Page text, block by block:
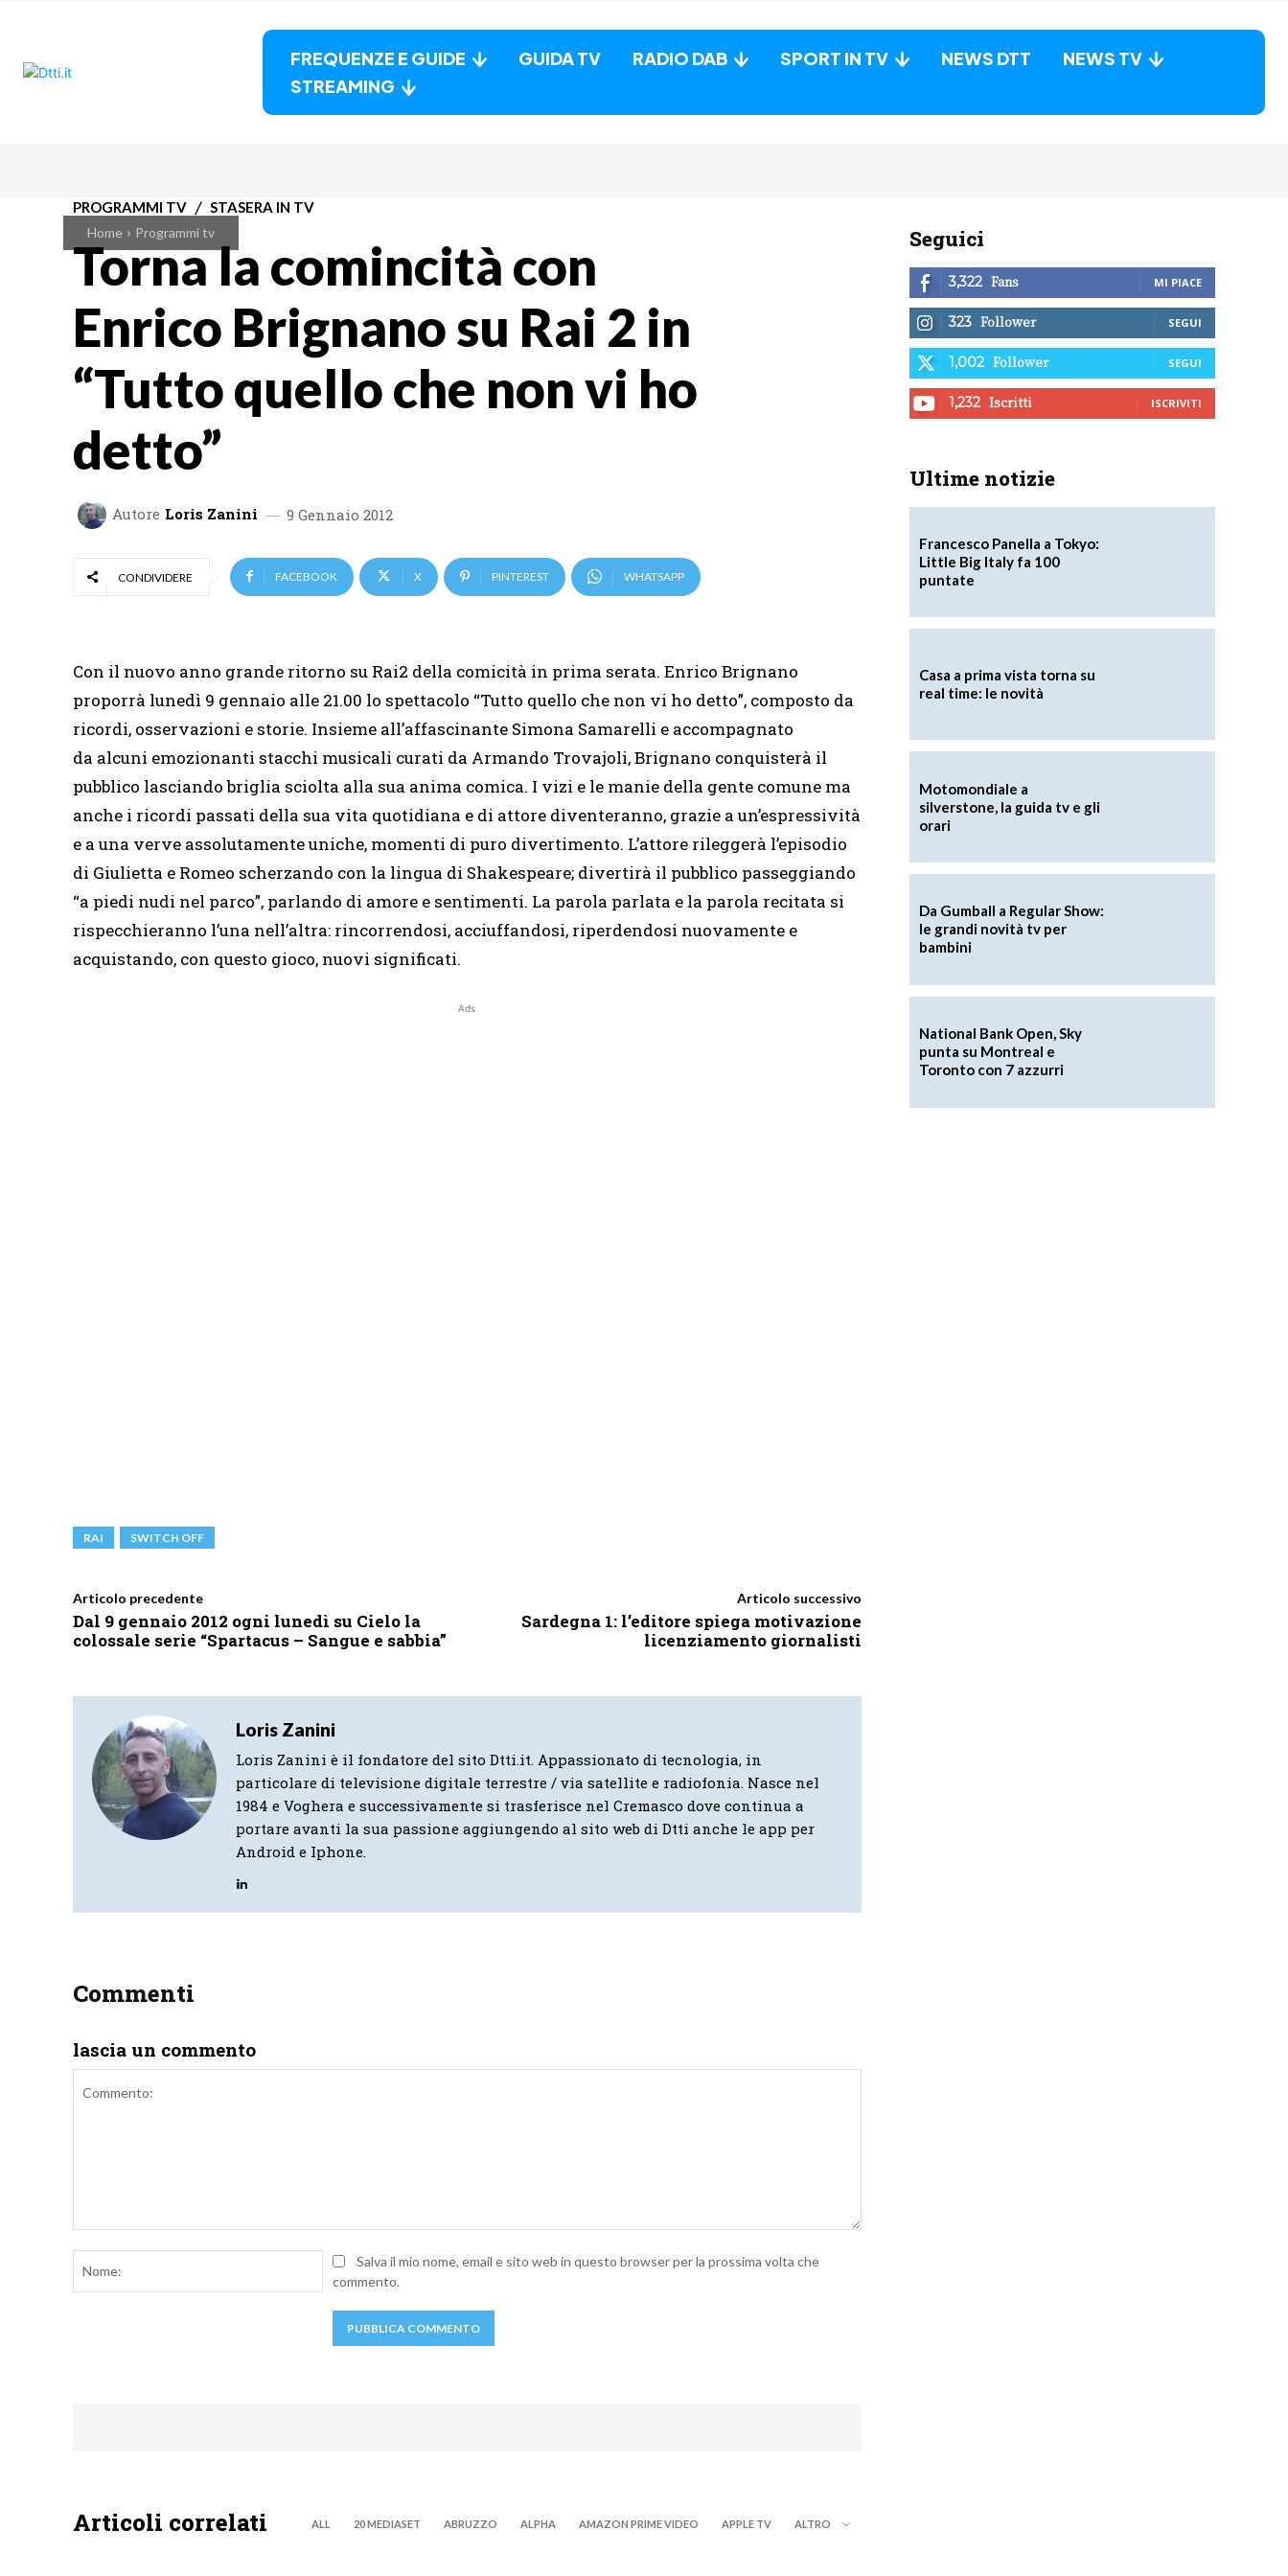
FREQUENZE E GUIDE GUIDA TV RADIO DAB SPORT IN TV NEWS DTT
NEWS TV
STREAMING
Home Programmi tv
PROGRAMMI TV STASERA IN TV
Torna la comincità con
Enrico Brignano su Rai 2 in
“Tutto quello che non vi ho
detto”
Autore Loris Zanini 9 Gennaio 2012
CONDIVIDERE FACEBOOK X PINTEREST WHATSAPP
Con il nuovo anno grande ritorno su Rai2 della comicità in prima serata. Enrico Brignano
proporrà lunedì 9 gennaio alle 21.00 lo spettacolo “Tutto quello che non vi ho detto”, composto da
ricordi, osservazioni e storie. Insieme all’affascinante Simona Samarelli e accompagnato
da alcuni emozionanti stacchi musicali curati da Armando Trovajoli, Brignano conquisterà il
pubblico lasciando briglia sciolta alla sua anima comica. I vizi e le manie della gente comune ma
anche i ricordi passati della sua vita quotidiana e di attore diventeranno, grazie a un’espressività
e a una verve assolutamente uniche, momenti di puro divertimento. L’attore rileggerà l’episodio
di Giulietta e Romeo scherzando con la lingua di Shakespeare; divertirà il pubblico passeggiando
“a piedi nudi nel parco”, parlando di amore e sentimenti. La parola parlata e la parola recitata si
rispecchieranno l’una nell’altra: rincorrendosi, acciuffandosi, riperdendosi nuovamente e
acquistando, con questo gioco, nuovi significati.
Ads
RAI SWITCH OFF
Articolo precedente
Dal 9 gennaio 2012 ogni lunedì su Cielo la
colossale serie “Spartacus – Sangue e sabbia”
Articolo successivo
Sardegna 1: l’editore spiega motivazione
licenziamento giornalisti
Loris Zanini
Loris Zanini è il fondatore del sito Dtti.it. Appassionato di tecnologia, in
particolare di televisione digitale terrestre / via satellite e radiofonia. Nasce nel
1984 e Voghera e successivamente si trasferisce nel Cremasco dove continua a
portare avanti la sua passione aggiungendo al sito web di Dtti anche le app per
Android e Iphone.
Commenti
lascia un commento
Nome:Salva il mio nome, email e sito web in questo browser per la prossima volta che
commento.
Articoli correlati ALL 20 MEDIASET ABRUZZO ALPHA AMAZON PRIME VIDEO APPLE TV ALTRO
Seguici
3,322 Fans MI PIACE
323 Follower SEGUI
1,002 Follower SEGUI
1,232 Iscritti ISCRIVITI
Ultime notizie
Francesco Panella a Tokyo:
Little Big Italy fa 100
puntate
Casa a prima vista torna su
real time: le novità
Motomondiale a
silverstone, la guida tv e gli
orari
Da Gumball a Regular Show:
le grandi novità tv per
bambini
National Bank Open, Sky
punta su Montreal e
Toronto con 7 azzurri